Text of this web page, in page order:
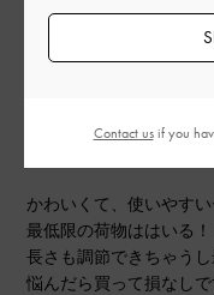
かわいくて、使いやすい
最低限の荷物ははいる！
長さも調節できちゃうし
悩んだら買って損なしで
Contact usif you